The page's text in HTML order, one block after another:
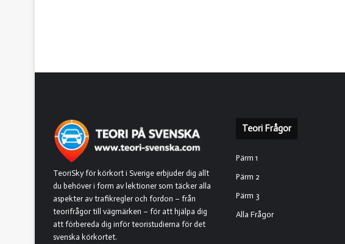
TeoriSky för körkort i Sverige erbjuder dig allt
du behöver i form av lektioner som täcker alla
aspekter av trafikregler och fordon – från
teorifrågor till vägmärken – för att hjälpa dig
att förbereda dig inför teoristudierna för det
svenska körkortet.
Teori Frågor
Pärm 1
Pärm 2
Pärm 3
Alla Frågor